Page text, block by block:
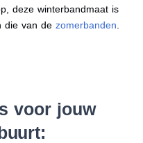
deze winterbandmaat is
die van dezomerbanden
voor jouw